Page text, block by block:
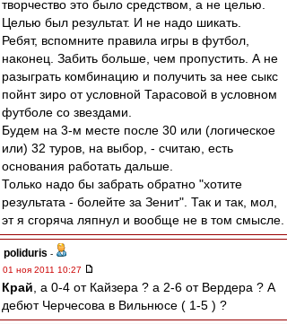
творчество это было средством, а не целью.
Целью был результат. И не надо шикать.
Ребят, вспомните правила игры в футбол,
наконец. Забить больше, чем пропустить. А не
разыграть комбинацию и получить за нее сыкс
пойнт зиро от условной Тарасовой в условном
футболе со звездами.
Будем на 3-м месте после 30 или (логическое
или) 32 туров, на выбор, - считаю, есть
основания работать дальше.
Только надо бы забрать обратно "хотите
результата - болейте за Зенит". Так и так, мол,
эт я сгоряча ляпнул и вообще не в том смысле.
poliduris -
01 ноя 2011 10:27
Край , а 0-4 от Кайзера ? а 2-6 от Вердера ? А
дебют Черчесова в Вильнюсе ( 1-5 ) ?